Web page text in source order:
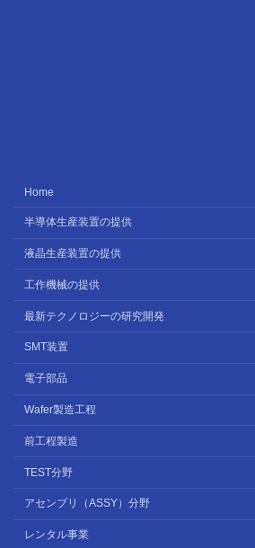
Home
半導体生産装置の提供
液晶生産装置の提供
工作機械の提供
最新テクノロジーの研究開発
SMT装置
電子部品
Wafer製造工程
前工程製造
TEST分野
アセンブリ（ASSY）分野
レンタル事業